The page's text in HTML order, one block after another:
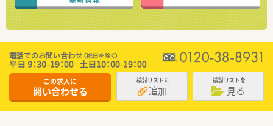
この求人に
問い合わせる
検討リストに
追加
検討リストを
見る